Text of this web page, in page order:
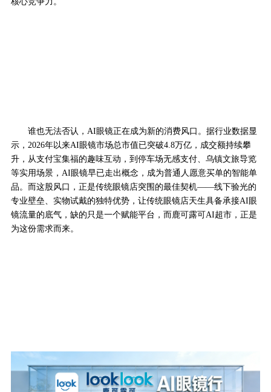
谁也无法否认，AI眼镜正在成为新的消费风口。据行业数据显
示，2026年以来AI眼镜市场总市值已突破4.8万亿，成交额持续攀
升，从支付宝集福的趣味互动，到停车场无感支付、乌镇文旅导览
等实用场景，AI眼镜早已走出概念，成为普通人愿意买单的智能单
品。而这股风口，正是传统眼镜店突围的最佳契机——线下验光的
专业壁垒、实物试戴的独特优势，让传统眼镜店天生具备承接AI眼
镜流量的底气，缺的只是一个赋能平台，而鹿可露可AI超市，正是
为这份需求而来。